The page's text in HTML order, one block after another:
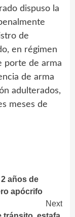
dispuso la
de
en régimen
porte de arma
de arma
adulterados,
meses de
años de
apócrifo
Next